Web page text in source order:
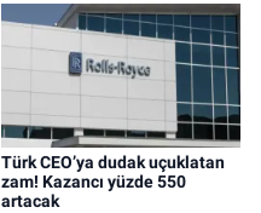
Türk CEO’ya dudak uçuklatan
zam! Kazancı yüzde 550
artacak